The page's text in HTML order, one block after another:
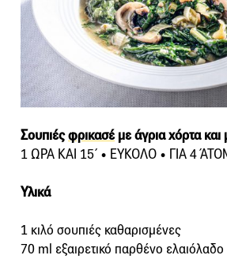
Σουπιέςφρικασέμε άγρια χόρτα
1 ΩΡΑ ΚΑΙ 15΄ • ΕΥΚΟΛΟ • ΓΙΑ 4
Υλικά
1 κιλό σουπιές καθαρισμένες
70 ml εξαιρετικό παρθένο ελαιόλαδο